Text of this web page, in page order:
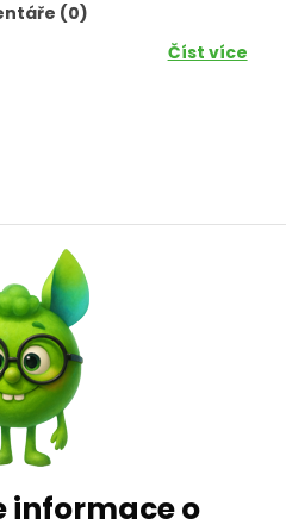
(0)
Číst více
informace o